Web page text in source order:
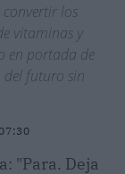
los
vitaminas y
en portada de
futuro sin
"Para. Deja